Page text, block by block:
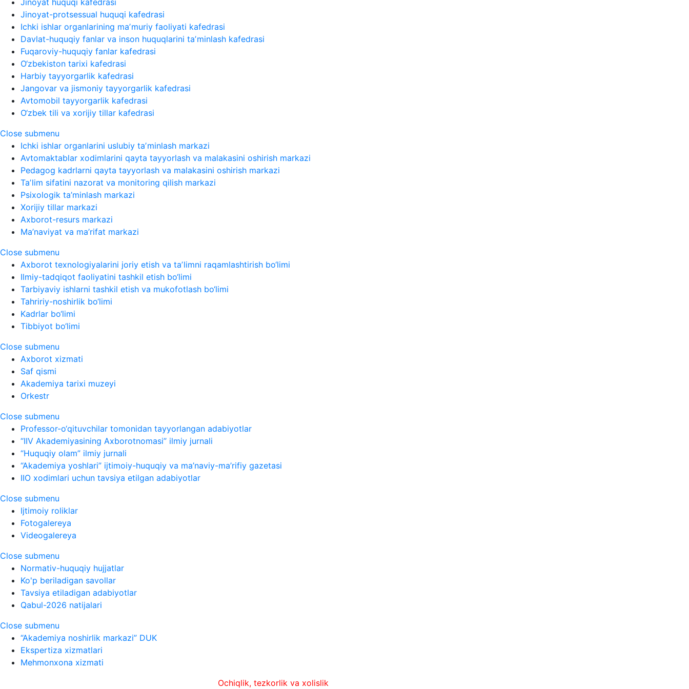
Jinoyat huquqi kafedrasi
Jinoyat-protsessual huquqi kafedrasi
Ichki ishlar organlarining maʼmuriy faoliyati kafedrasi
Davlat-huquqiy fanlar va inson huquqlarini taʼminlash kafedrasi
Fuqaroviy-huquqiy fanlar kafedrasi
O‘zbekiston tarixi kafedrasi
Harbiy tayyorgarlik kafedrasi
Jangovar va jismoniy tayyorgarlik kafedrasi
Avtomobil tayyorgarlik kafedrasi
O‘zbek tili va xorijiy tillar kafedrasi
Close submenu
Ichki ishlar organlarini uslubiy taʼminlash markazi
Avtomaktablar xodimlarini qayta tayyorlash va malakasini oshirish markazi
Pedagog kadrlarni qayta tayyorlash va malakasini oshirish markazi
Taʼlim sifatini nazorat va monitoring qilish markazi
Psixologik ta’minlash markazi
Xorijiy tillar markazi
Axborot-resurs markazi
Ma’naviyat va ma’rifat markazi
Close submenu
Axborot texnologiyalarini joriy etish va taʼlimni raqamlashtirish bo‘limi
Ilmiy-tadqiqot faoliyatini tashkil etish bo‘limi
Tarbiyaviy ishlarni tashkil etish va mukofotlash bo‘limi
Tahririy-noshirlik bo‘limi
Kadrlar bo‘limi
Tibbiyot bo‘limi
Close submenu
Axborot xizmati
Saf qismi
Akademiya tarixi muzeyi
Orkestr
Close submenu
Professor-o‘qituvchilar tomonidan tayyorlangan adabiyotlar
“IIV Akademiyasining Axborotnomasi” ilmiy jurnali
“Huquqiy olam” ilmiy jurnali
“Akademiya yoshlari” ijtimoiy-huquqiy va ma’naviy-ma’rifiy gazetasi
IIO xodimlari uchun tavsiya etilgan adabiyotlar
Close submenu
Ijtimoiy roliklar
Fotogalereya
Videogalereya
Close submenu
Normativ-huquqiy hujjatlar
Ko'p beriladigan savollar
Tavsiya etiladigan adabiyotlar
Qabul-2026 natijalari
Close submenu
“Akademiya noshirlik markazi” DUK
Ekspertiza xizmatlari
Mehmonxona xizmati
Ochiqlik, tezkorlik va xolislik